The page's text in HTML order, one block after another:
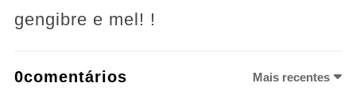
gengibre e mel! !
0comentários Mais recentes